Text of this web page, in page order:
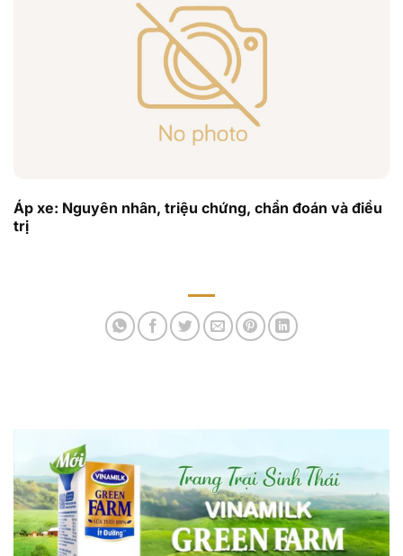
Áp xe: Nguyên nhân, triệu chứng, chẩn đoán và điều
trị